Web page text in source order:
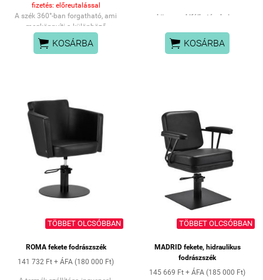
fizetés: előreutalással
A szék 360°-ban forgatható, ami
megkönnyíti a különböző
szögekben történő munkát.
A pedál felemelésével fixalható a
 KOSÁRBA
könnyen kifújható a haj az
 KOSÁRBA
TÖBBET OLCSÓBBAN
ROMA fekete fodrászszék
141 732 Ft + ÁFA (180 000 Ft)
TÖBBET OLCSÓBBAN
MADRID fekete, hidraulikus
fodrászszék
145 669 Ft + ÁFA (185 000 Ft)